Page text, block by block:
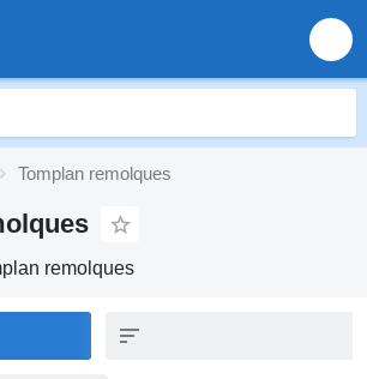
Tomplan remolques
remolques